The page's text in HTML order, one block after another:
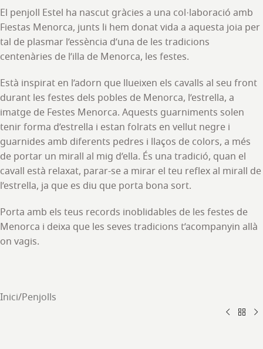
El penjoll Estel ha nascut gràcies a una col·laboració amb
Fiestas Menorca, junts li hem donat vida a aquesta joia per
tal de plasmar l’essència d’una de les tradicions
centenàries de l’illa de Menorca, les festes.
Està inspirat en l’adorn que llueixen els cavalls al seu front
durant les festes dels pobles de Menorca, l’estrella, a
imatge de Festes Menorca. Aquests guarniments solen
tenir forma d’estrella i estan folrats en vellut negre i
guarnides amb diferents pedres i llaços de colors, a més
de portar un mirall al mig d’ella. És una tradició, quan el
cavall està relaxat, parar-se a mirar el teu reflex al mirall de
l’estrella, ja que es diu que porta bona sort.
Porta amb els teus records inoblidables de les festes de
Menorca i deixa que les seves tradicions t’acompanyin allà
on vagis.
Inici/Penjolls